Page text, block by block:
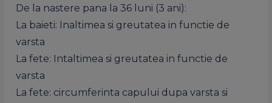
De la nastere pana la 36 luni (3 ani):
La baieti: Inaltimea si greutatea in functie de
varsta
La fete: Intaltimea si greutatea in functie de
varsta
La fete: circumferinta capului dupa varsta si